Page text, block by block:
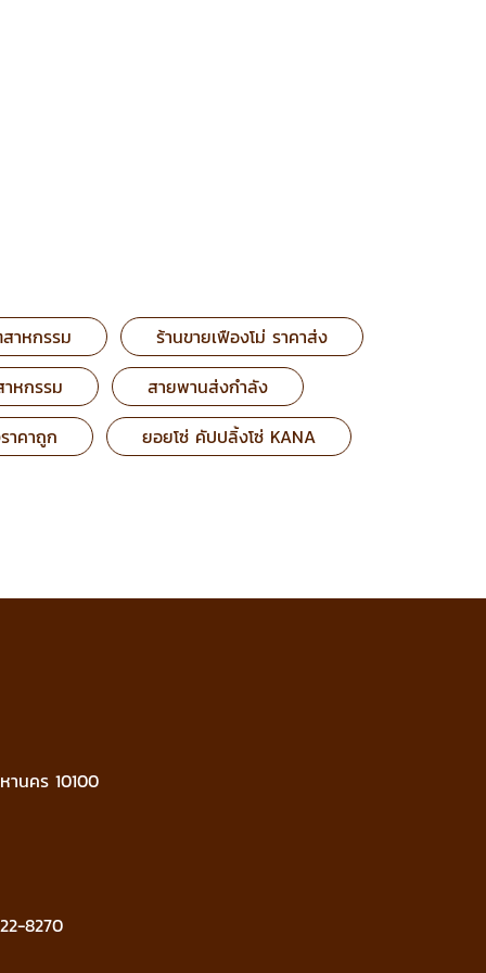
าหกรรม
ร้านขายเฟืองโม่ ราคาส่ง
าหกรรม
สายพานส่งกำลัง
าคาถูก
ยอยโซ่ คัปปลิ้งโซ่ KANA
นคร 10100
8270